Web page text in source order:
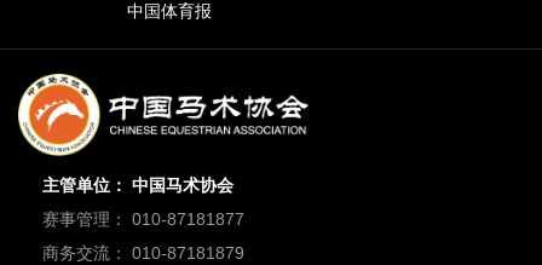
中国体育报
主管单位： 中国马术协会
赛事管理： 010-87181877
商务交流： 010-87181879